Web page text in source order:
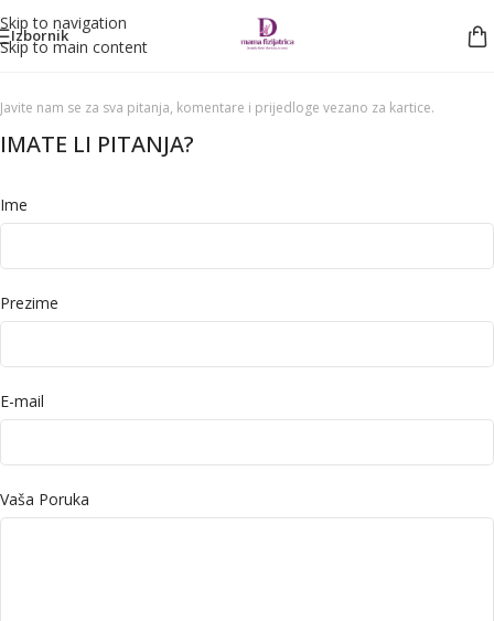
Skip to navigation
Skip to main content
Izbornik
Javite nam se za sva pitanja, komentare i prijedloge vezano za kartice.
IMATE LI PITANJA?
Ime
Prezime
E-mail
Vaša Poruka